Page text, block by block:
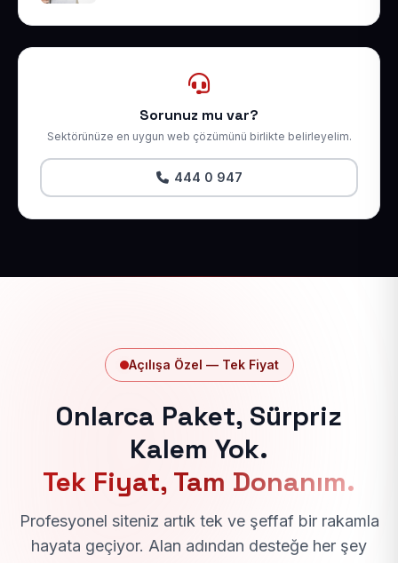
Sorunuz mu var?
Sektörünüze en uygun web çözümünü birlikte belirleyelim.
444 0 947
Açılışa Özel — Tek Fiyat
Onlarca Paket, Sürpriz
Kalem Yok.
Tek Fiyat, Tam Donanım.
Profesyonel siteniz artık tek ve şeffaf bir rakamla
hayata geçiyor. Alan adından desteğe her şey